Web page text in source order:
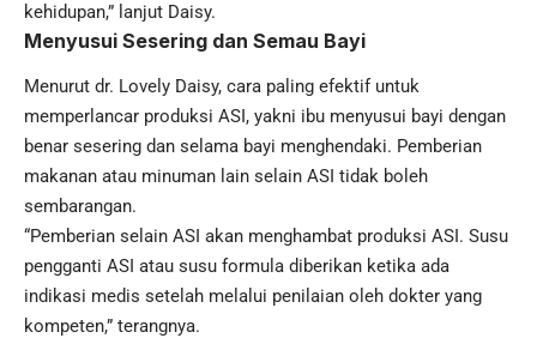
kehidupan,” lanjut Daisy.
Menyusui Sesering dan Semau Bayi
Menurut dr. Lovely Daisy, cara paling efektif untuk
memperlancar produksi ASI, yakni ibu menyusui bayi dengan
benar sesering dan selama bayi menghendaki. Pemberian
makanan atau minuman lain selain ASI tidak boleh
sembarangan.
“Pemberian selain ASI akan menghambat produksi ASI. Susu
pengganti ASI atau susu formula diberikan ketika ada
indikasi medis setelah melalui penilaian oleh dokter yang
kompeten,” terangnya.